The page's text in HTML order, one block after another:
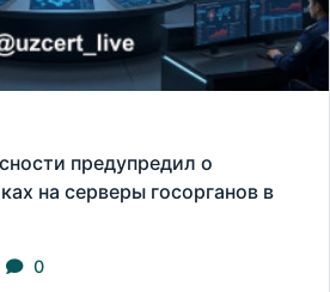
предупредил о
на серверы госорганов в
0